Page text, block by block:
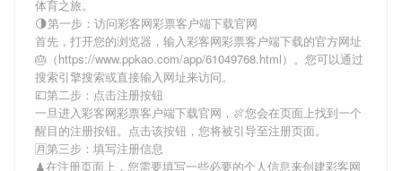
体育之旅。
🌗第一步：访问彩客网彩票客户端下载官网
首先，打开您的浏览器，输入彩客网彩票客户端下载的官方网址
🎂（https://www.ppkao.com/app/61049768.html）。您可以通过
搜索引擎搜索或直接输入网址来访问。
💷第二步：点击注册按钮
一旦进入彩客网彩票客户端下载官网，🍖您会在页面上找到一个
醒目的注册按钮。点击该按钮，您将被引导至注册页面。
🈷第三步：填写注册信息
♟在注册页面上，您需要填写一些必要的个人信息来创建彩客网